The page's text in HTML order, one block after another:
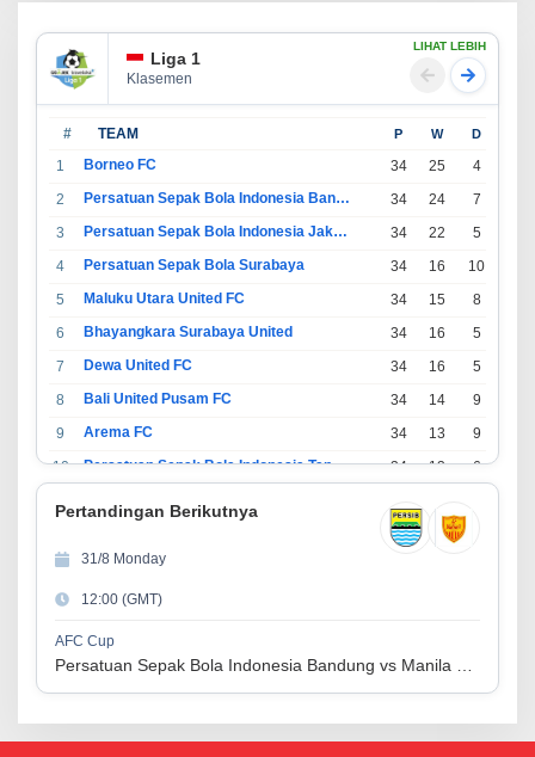
Liga 1
Klasemen
LIHAT LEBIH
# TEAM P W D
1 Borneo FC 34 25 4
2
Persatuan Sepak Bola Indonesia Bandung 34 24 7
3
Persatuan Sepak Bola Indonesia Jakarta 34 22 5
4
Persatuan Sepak Bola Surabaya 34 16 10
5
Maluku Utara United FC 34 15 8
6
Bhayangkara Surabaya United 34 16 5
7
Dewa United FC 34 16 5
8
Bali United Pusam FC 34 14 9
9
Arema FC 34 13 9
10
Persatuan Sepak Bola Indonesia Tangerang 34 13 6
34 11
13
14
Madura United FC
15
Persatuan Sepakbola Makassar
16
Persis Solo 34 8 10
Pertandingan Berikutnya
31/8 Monday
12:00 (GMT)
AFC Cup
Persatuan Sepak Bola Indonesia Bandung vs Manila Digger FC